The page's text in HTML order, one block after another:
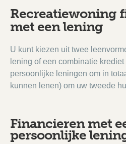
Recreatiewoning
met een lening
U kunt kiezen uit twee
lening of een combinatie
persoonlijke leningen om in
kunnen lenen) om uw tweede
Financieren met
persoonlijke